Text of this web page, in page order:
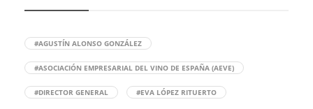
#AGUSTÍN ALONSO GONZÁLEZ
#ASOCIACIÓN EMPRESARIAL DEL VINO DE ESPAÑA (AEVE)
#DIRECTOR GENERAL #EVA LÓPEZ RITUERTO